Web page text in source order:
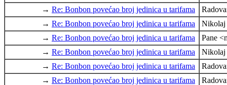
→ Re: Bonbon povećao broj jedinica u tarifama
→ Re: Bonbon povećao broj jedinica u tarifama
Nikolaj
→ Re: Bonbon povećao broj jedinica u tarifama
Pane
→ Re: Bonbon povećao broj jedinica u tarifama
Nikolaj
→ Re: Bonbon povećao broj jedinica u tarifama
→ Re: Bonbon povećao broj jedinica u tarifama